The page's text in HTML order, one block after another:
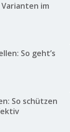
im
So geht’s
So schützen